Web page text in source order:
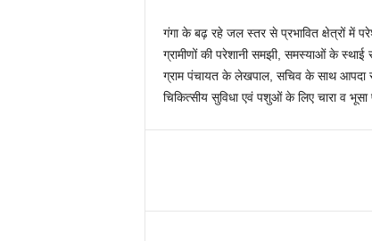
गंगा के बढ़ रहे जल स्तर से प्रभावित क्षेत्रों में
ग्रामीणों की परेशानी समझी, समस्याओं के स्थाई
ग्राम पंचायत के लेखपाल, सचिव के साथ आपदा
चिकित्सीय सुविधा एवं पशुओं के लिए चारा व भूसा